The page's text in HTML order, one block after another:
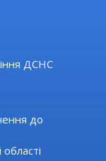
ДСНС
до